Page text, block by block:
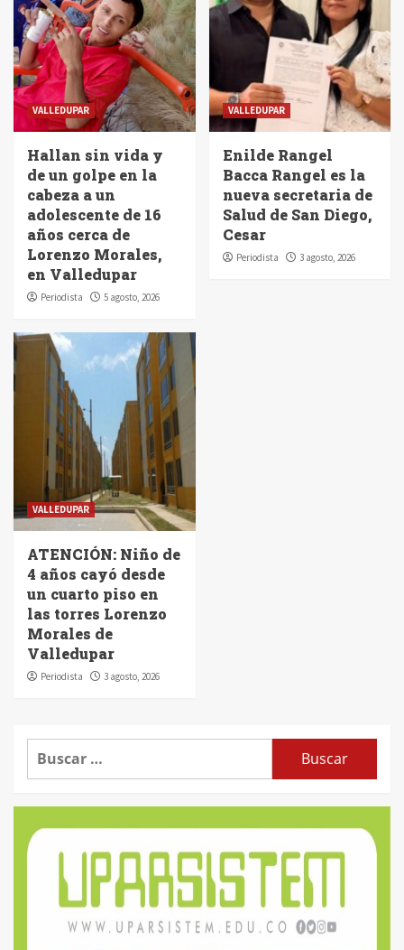
VALLEDUPAR
Hallan sin vida y
de un golpe en la
cabeza a un
adolescente de 16
años cerca de
Lorenzo Morales,
en Valledupar
Periodista 5 agosto, 2026
VALLEDUPAR
Enilde Rangel
Bacca Rangel es la
nueva secretaria de
Salud de San Diego,
Cesar
Periodista 3 agosto, 2026
VALLEDUPAR
ATENCIÓN: Niño de
4 años cayó desde
un cuarto piso en
las torres Lorenzo
Morales de
Valledupar
Periodista 3 agosto, 2026
Buscar: